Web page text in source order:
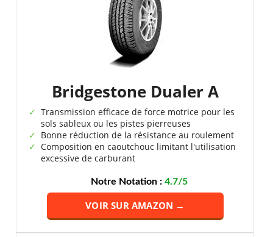
Bridgestone Dualer A
Transmission efficace de force motrice pour les
sols sableux ou les pistes pierreuses
Bonne réduction de la résistance au roulement
Composition en caoutchouc limitant l'utilisation
excessive de carburant
Notre Notation :4.7/5
VOIR SUR AMAZON →